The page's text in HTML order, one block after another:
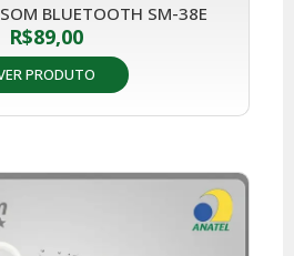
BLUETOOTH SM-38E
R$89,00
PRODUTO